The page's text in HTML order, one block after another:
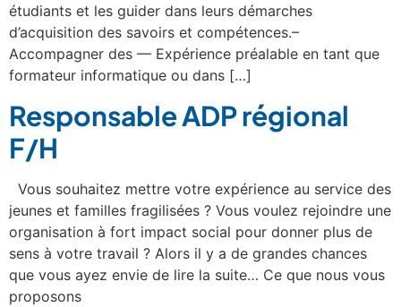
étudiants et les guider dans leurs démarches
d’acquisition des savoirs et compétences.–
Accompagner des — Expérience préalable en tant que
formateur informatique ou dans […]
Responsable ADP régional
F/H
Vous souhaitez mettre votre expérience au service des
jeunes et familles fragilisées ? Vous voulez rejoindre une
organisation à fort impact social pour donner plus de
sens à votre travail ? Alors il y a de grandes chances
que vous ayez envie de lire la suite… Ce que nous vous
proposons